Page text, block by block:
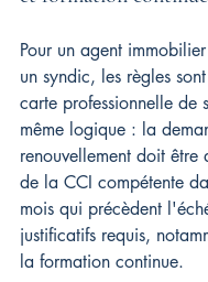
Pour un agent
un syndic, les règles
carte professionnelle de
même logique : la
renouvellement doit être
de la CCI compétente
mois qui précèdent
justificatifs requis,
la formation continue.